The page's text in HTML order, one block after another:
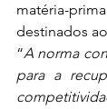
matéria-
destinados
“A norma
para a